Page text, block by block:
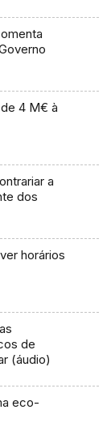
4 M€ à
a
dos
horários
de
(áudio)
eco-